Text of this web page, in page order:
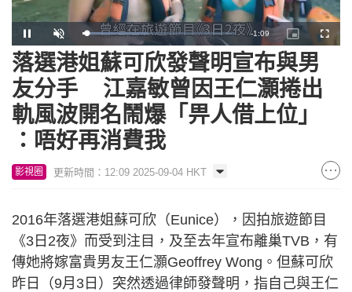
Pause Unmute Loaded:
42.74%
Remaining
Time
-1:08
Picture-
in-
Picture
落選港姐蘇可欣發聲明宣布與男
友分手 江嘉敏曾因王仁灝捲出
軌風波開名鬧爆「畀人借上位」
：唔好再消費我
影視圈 更新時間：12:09 2025-09-04 HKT
2016年落選港姐蘇可欣（Eunice），因拍旅遊節目
《3日2夜》而受到注目，及至去年宣布離巢TVB，有
傳她將嫁富貴男友王仁灝Geoffrey Wong。但蘇可欣
昨日（9月3日）突然透過律師發聲明，指自己與王仁